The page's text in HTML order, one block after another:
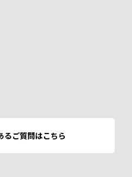
るご質問はこちら